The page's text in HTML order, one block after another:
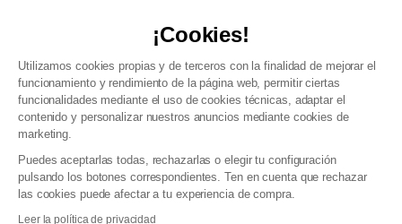
¡Cookies!
Utilizamos cookies propias y de terceros con la finalidad de mejorar el
funcionamiento y rendimiento de la página web, permitir ciertas
funcionalidades mediante el uso de cookies técnicas, adaptar el
contenido y personalizar nuestros anuncios mediante cookies de
marketing.
Puedes aceptarlas todas, rechazarlas o elegir tu configuración
pulsando los botones correspondientes. Ten en cuenta que rechazar
las cookies puede afectar a tu experiencia de compra.
Leer la política de privacidad
Política de gestión de datos personales y cookies
Condiciones generales de Venta Profesional
Declaración de accesibilidad